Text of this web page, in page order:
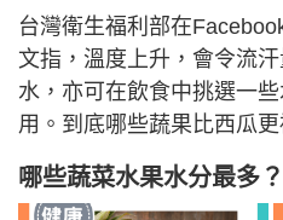
台灣衛生福利部在
文指，溫度上升，會令流
水，亦可在飲食中挑選一
用。到底哪些蔬果比西瓜
哪些蔬菜水果水分最